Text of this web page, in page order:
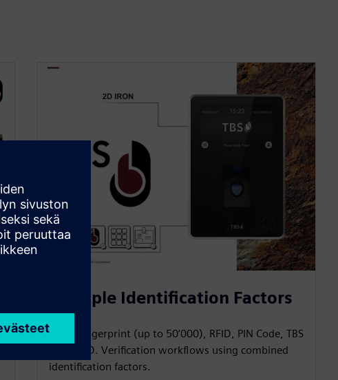
Multiple Identification Factors
Reads fingerprint (up to 50’000), RFID, PIN Code, TBS
Mobile ID. Verification workflows using combined
identification factors.